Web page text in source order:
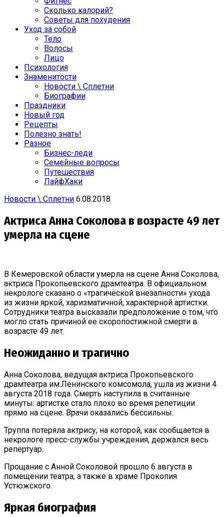
Сколько калорий?
Советы для похудения
Уход за собой
Тело
Волосы
Лицо
Психология
Знаменитости
Новости \ Сплетни
Биографии
Праздники
Новый год
Рецепты
Полезно знать!
Разное
Бизнес-леди
Семейные вопросы
Путешествия
ЛайфХаки
Новости \ Сплетни 6.08.2018
Актриса Анна Соколова в возрасте 49 лет
умерла на сцене
В Кемеровской области умерла на сцене Анна Соколова,
актриса Прокопьевского драмтеатра. В официальном
некрологе сказано о «трагической внезапности» ухода
из жизни яркой, харизматичной, характерной артистки.
Сотрудники театра высказали предположение о том, что
могло стать причиной ее скоропостижной смерти в
возрасте 49 лет.
Неожиданно и трагично
Анна Соколова, ведущая актриса Прокопьевского
драмтеатра им.Ленинского комсомола, ушла из жизни 4
августа 2018 года. Смерть наступила в считанные
минуты: артистке стало плохо во время репетиции
прямо на сцене. Врачи оказались бессильны.
Труппа потеряла актрису, на которой, как сообщается в
некрологе пресс-службы учреждения, держался весь
репертуар.
Прощание с Анной Соколовой прошло 6 августа в
помещении театра, а также в храме Прокопия
Устюжского.
Яркая биография